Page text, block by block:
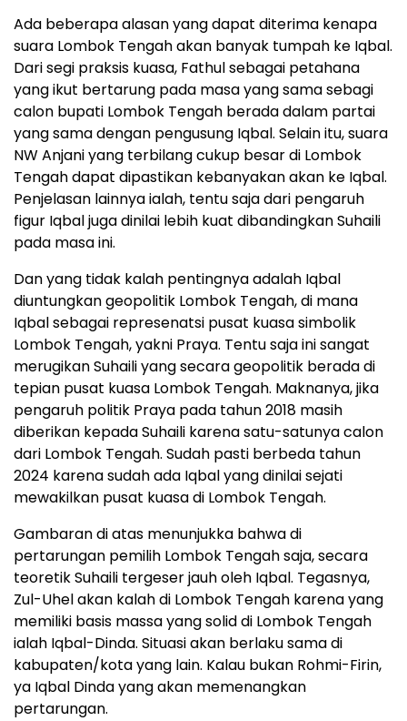
Ada beberapa alasan yang dapat diterima kenapa
suara Lombok Tengah akan banyak tumpah ke Iqbal.
Dari segi praksis kuasa, Fathul sebagai petahana
yang ikut bertarung pada masa yang sama sebagi
calon bupati Lombok Tengah berada dalam partai
yang sama dengan pengusung Iqbal. Selain itu, suara
NW Anjani yang terbilang cukup besar di Lombok
Tengah dapat dipastikan kebanyakan akan ke Iqbal.
Penjelasan lainnya ialah, tentu saja dari pengaruh
figur Iqbal juga dinilai lebih kuat dibandingkan Suhaili
pada masa ini.
Dan yang tidak kalah pentingnya adalah Iqbal
diuntungkan geopolitik Lombok Tengah, di mana
Iqbal sebagai represenatsi pusat kuasa simbolik
Lombok Tengah, yakni Praya. Tentu saja ini sangat
merugikan Suhaili yang secara geopolitik berada di
tepian pusat kuasa Lombok Tengah. Maknanya, jika
pengaruh politik Praya pada tahun 2018 masih
diberikan kepada Suhaili karena satu-satunya calon
dari Lombok Tengah. Sudah pasti berbeda tahun
2024 karena sudah ada Iqbal yang dinilai sejati
mewakilkan pusat kuasa di Lombok Tengah.
Gambaran di atas menunjukka bahwa di
pertarungan pemilih Lombok Tengah saja, secara
teoretik Suhaili tergeser jauh oleh Iqbal. Tegasnya,
Zul-Uhel akan kalah di Lombok Tengah karena yang
memiliki basis massa yang solid di Lombok Tengah
ialah Iqbal-Dinda. Situasi akan berlaku sama di
kabupaten/kota yang lain. Kalau bukan Rohmi-Firin,
ya Iqbal Dinda yang akan memenangkan
pertarungan.